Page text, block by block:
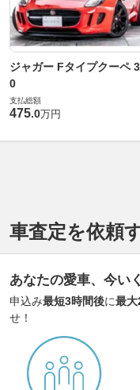
ジャガー Fタイプクーペ
0
支払総額
475.0万円
車査定を依頼
あなたの愛車、今い
申込み最短3時間後に最
せ！